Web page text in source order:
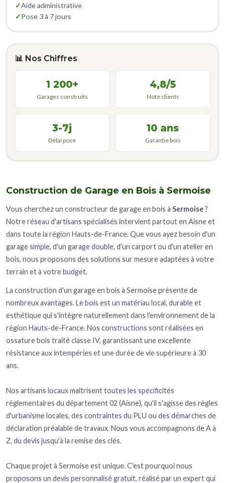
Construction de Garage en Bois à Sermoise
Vous cherchez un constructeur de garage en bois à Sermoise?
Notre réseau d'artisans spécialisés intervient partout en Aisne et
dans toute la région Hauts-de-France. Que vous ayez besoin d'un
garage simple, d'un garage double, d'un carport ou d'un atelier en
bois, nous proposons des solutions sur mesure adaptées à votre
terrain et à votre budget.
La construction d'un garage en bois à Sermoise présente de
nombreux avantages. Le bois est un matériau local, durable et
esthétique qui s'intègre naturellement dans l'environnement de la
région Hauts-de-France. Nos constructions sont réalisées en
ossature bois traité classe IV, garantissant une excellente
résistance aux intempéries et une durée de vie supérieure à 30
ans.
Nos artisans locaux maîtrisent toutes les spécificités
réglementaires du département 02 (Aisne), qu'il s'agisse des règles
d'urbanisme locales, des contraintes du PLU ou des démarches de
déclaration préalable de travaux. Nous vous accompagnons de A à
Z, du devis jusqu'à la remise des clés.
Chaque projet à Sermoise est unique. C'est pourquoi nous
proposons un devis personnalisé gratuit, réalisé par un expert qui
✓Aide administrative
✓Pose 3 à 7 jours
📊 Nos Chiffres
1 200+
Garages construits
4,8/5
Note clients
3-7j
Délai pose
10 ans
Garantie bois